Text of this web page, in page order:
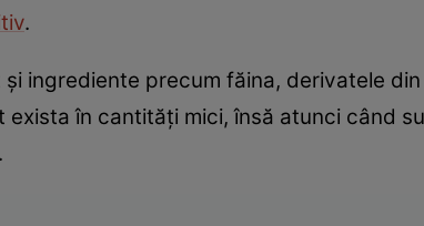
.
ingrediente precum făina, derivatele
în cantități mici, însă atunci când